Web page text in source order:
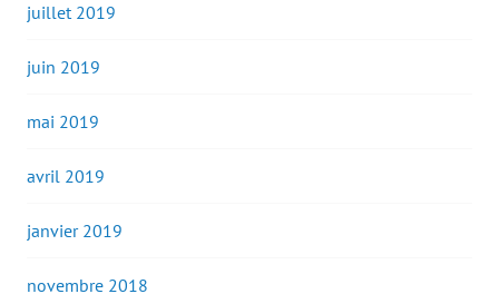
juillet 2019
juin 2019
mai 2019
avril 2019
janvier 2019
novembre 2018